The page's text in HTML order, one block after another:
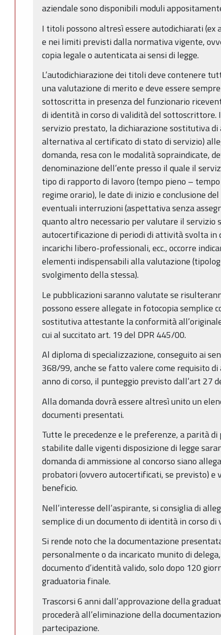
aziendale sono disponibili moduli
I titoli possono altresì essere autodichiarati (ex
e nei limiti previsti dalla normativa vigente,
copia legale o autenticata ai sensi di legge.
L’autodichiarazione dei titoli deve contenere
una valutazione di merito e deve essere
sottoscritta in presenza del funzionario
di identità in corso di validità del
servizio prestato, la dichiarazione sostitutiva
alternativa al certificato di stato di servizio)
domanda, resa con le modalità sopraindicate,
denominazione dell’ente presso il quale il
tipo di rapporto di lavoro (tempo pieno –
regime orario), le date di inizio e conclusione
eventuali interruzioni (aspettativa senza
quanto altro necessario per valutare il servizio
autocertificazione di periodi di attività svolta in
incarichi libero-professionali, ecc., occorre
elementi indispensabili alla valutazione
svolgimento della stessa).
Le pubblicazioni saranno valutate se
possono essere allegate in fotocopia semplice
sostitutiva attestante la conformità
cui al succitato art. 19 del DPR 445/00.
Al diploma di specializzazione, conseguito ai
368/99, anche se fatto valere come requisito
anno di corso, il punteggio previsto dall’art 27
Alla domanda dovrà essere altresì unito un
documenti presentati.
Tutte le precedenze e le preferenze, a parità
stabilite dalle vigenti disposizione di legge
domanda di ammissione al concorso siano
probatori (ovvero autocertificati, se previsto) e
beneficio.
Nell’interesse dell’aspirante, si consiglia di
semplice di un documento di identità in corso di
Si rende noto che la documentazione
personalmente o da incaricato munito di
documento d’identità valido, solo dopo 120
graduatoria finale.
Trascorsi 6 anni dall’approvazione della
procederà all’eliminazione della
partecipazione.